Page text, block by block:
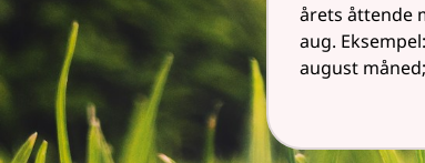
årets åttende
aug.
august